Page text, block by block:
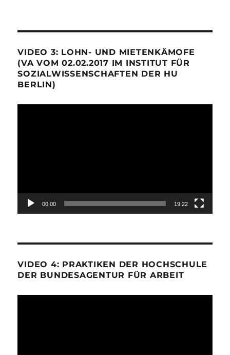
VIDEO 3: LOHN- UND MIETENKÄMOFE
(VA VOM 02.02.2017 IM INSTITUT FÜR
SOZIALWISSENSCHAFTEN DER HU
BERLIN)
00:00 19:22
VIDEO 4: PRAKTIKEN DER HOCHSCHULE
DER BUNDESAGENTUR FÜR ARBEIT